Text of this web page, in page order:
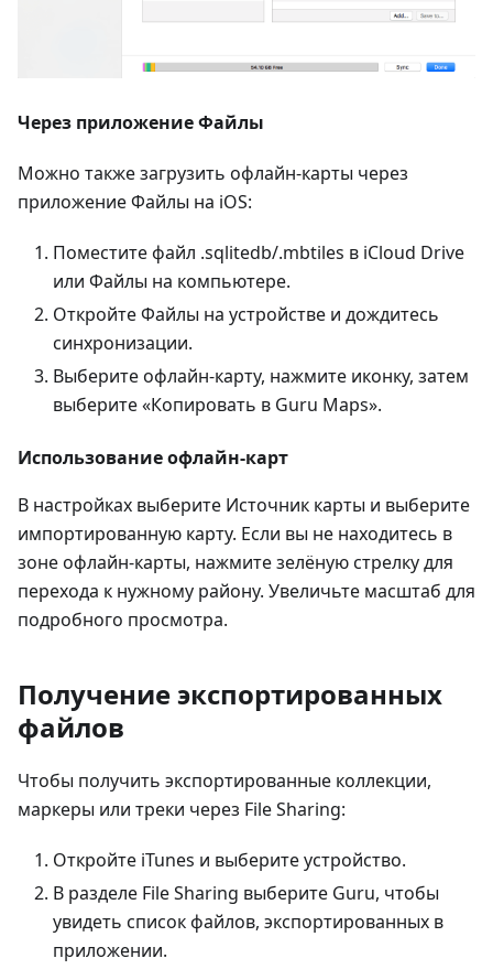
Через приложение Файлы
Можно также загрузить офлайн-карты через
приложение Файлы на iOS:
Поместите файл .sqlitedb/.mbtiles в iCloud Drive
или Файлы на компьютере.
Откройте Файлы на устройстве и дождитесь
синхронизации.
Выберите офлайн-карту, нажмите иконку, затем
выберите «Копировать в Guru Maps».
Использование офлайн-карт
В настройках выберите Источник карты и выберите
импортированную карту. Если вы не находитесь в
зоне офлайн-карты, нажмите зелёную стрелку для
перехода к нужному району. Увеличьте масштаб для
подробного просмотра.
Получение экспортированных
файлов
Чтобы получить экспортированные коллекции,
маркеры или треки через File Sharing:
Откройте iTunes и выберите устройство.
В разделе File Sharing выберите Guru, чтобы
увидеть список файлов, экспортированных в
приложении.